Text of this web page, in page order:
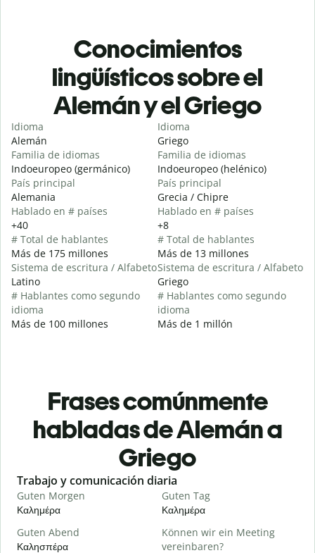
Conocimientos
lingüísticos sobre el
Alemán y el Griego
Idioma
Alemán
Familia de idiomas
Indoeuropeo (germánico)
País principal
Alemania
Hablado en # países
+40
# Total de hablantes
Más de 175 millones
Sistema de escritura / Alfabeto
Latino
# Hablantes como segundo
idioma
Más de 100 millones
Idioma
Griego
Familia de idiomas
Indoeuropeo (helénico)
País principal
Grecia / Chipre
Hablado en # países
+8
# Total de hablantes
Más de 13 millones
Sistema de escritura / Alfabeto
Griego
# Hablantes como segundo
idioma
Más de 1 millón
Frases comúnmente
habladas de Alemán a
Griego
Slide 1 of 6
Trabajo y comunicación diaria
Guten Morgen
Καλημέρα
Guten Tag
Καλημέρα
Guten Abend
Καλησπέρα
Können wir ein Meeting
vereinbaren?